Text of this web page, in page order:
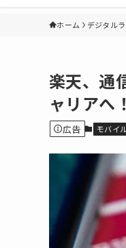
ホーム デジタル
楽天、通
ャリアへ！
広告 モバイ